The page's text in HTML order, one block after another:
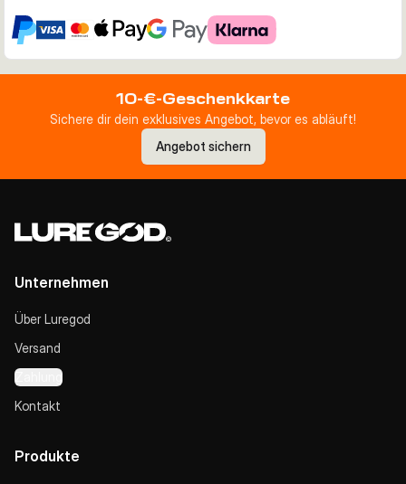
10-€-Geschenkkarte
Sichere dir dein exklusives Angebot, bevor es abläuft!
Angebot sichern
Unternehmen
Über Luregod
Versand
Zahlung
Kontakt
Produkte